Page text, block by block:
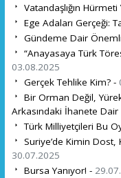
Vatandaşlığın
Ege Adaları Gerçeği:
Gündeme Dair
“Anayasaya Türk
03.08.2025
Gerçek Tehlike Kim? -
Bir Orman Değil,
Arkasındaki İhanete Dair
Türk Milliyetçileri Bu
Suriye’de Kimin
30.07.2025
Bursa Yanıyor! -